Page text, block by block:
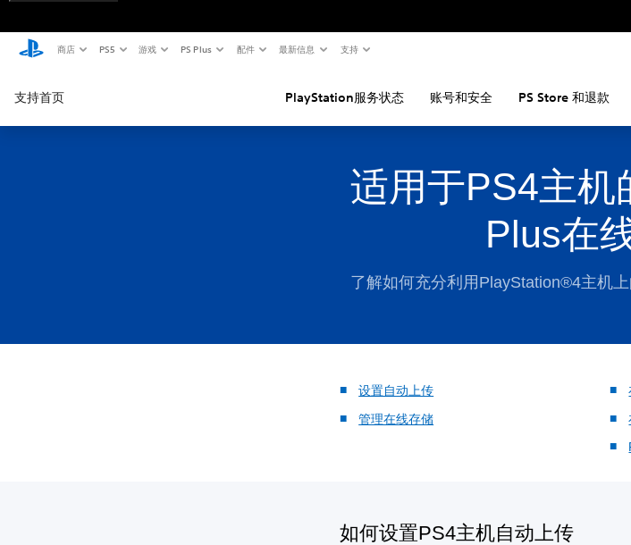
商店 PS5 游戏 PS Plus 配件 最新信息 支持
支持首页 PlayStation服务状态 账号和安全 PS Store 和退款
适用于PS4主机
Plus在
了解如何充分利用PlayStation®4主机
设置自动上传
管理在线存储
如何设置PS4主机自动上传